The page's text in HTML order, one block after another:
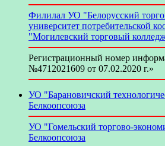
Филилал УО "Белорусский
университет потребительской
"Могилевский торговый
Регистрационный номер
№4712021609 от 07.02.2020 г.»
УО "Барановичский
Белкоопсоюза
УО "Гомельский торгово-
Белкоопсоюза